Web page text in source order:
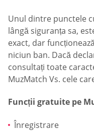
Unul dintre punctele
lângă siguranța sa,
exact, dar
niciun ban. Dacă
consultați toate
MuzMatch Vs. cele
Funcții gratuite pe
Înregistrare